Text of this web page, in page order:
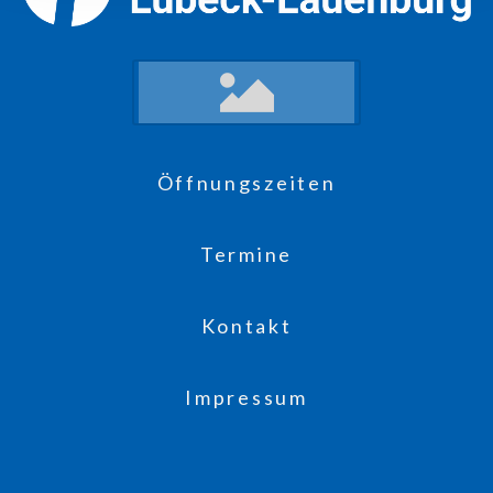
Öffnungszeiten
Termine
Kontakt
Impressum